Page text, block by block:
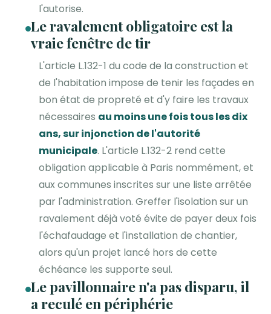
l'autorise.
Le ravalement obligatoire est la
vraie fenêtre de tir
L'article L.132-1 du code de la construction et
de l'habitation impose de tenir les façades en
bon état de propreté et d'y faire les travaux
nécessaires au moins une fois tous les dix
ans, sur injonction de l'autorité
municipale. L'article L.132-2 rend cette
obligation applicable à Paris nommément, et
aux communes inscrites sur une liste arrêtée
par l'administration. Greffer l'isolation sur un
ravalement déjà voté évite de payer deux fois
l'échafaudage et l'installation de chantier,
alors qu'un projet lancé hors de cette
échéance les supporte seul.
Le pavillonnaire n'a pas disparu, il
a reculé en périphérie